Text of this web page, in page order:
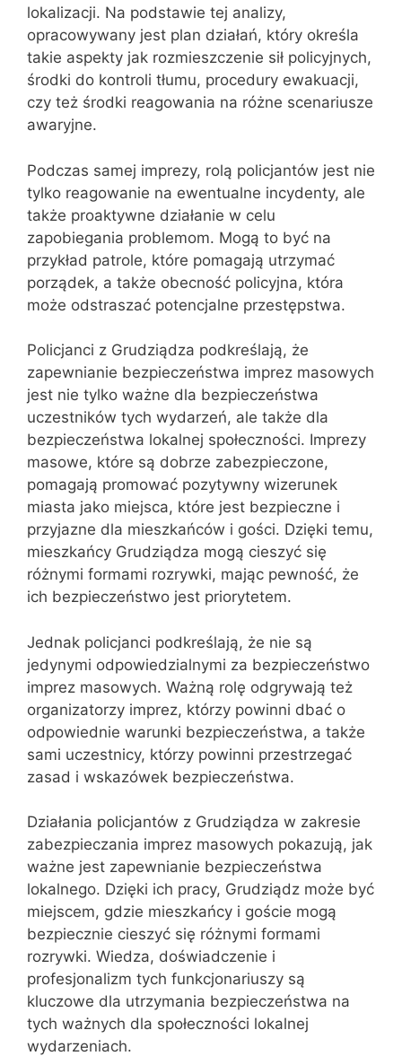
lokalizacji. Na podstawie tej analizy,
opracowywany jest plan działań, który określa
takie aspekty jak rozmieszczenie sił policyjnych,
środki do kontroli tłumu, procedury ewakuacji,
czy też środki reagowania na różne scenariusze
awaryjne.
Podczas samej imprezy, rolą policjantów jest nie
tylko reagowanie na ewentualne incydenty, ale
także proaktywne działanie w celu
zapobiegania problemom. Mogą to być na
przykład patrole, które pomagają utrzymać
porządek, a także obecność policyjna, która
może odstraszać potencjalne przestępstwa.
Policjanci z Grudziądza podkreślają, że
zapewnianie bezpieczeństwa imprez masowych
jest nie tylko ważne dla bezpieczeństwa
uczestników tych wydarzeń, ale także dla
bezpieczeństwa lokalnej społeczności. Imprezy
masowe, które są dobrze zabezpieczone,
pomagają promować pozytywny wizerunek
miasta jako miejsca, które jest bezpieczne i
przyjazne dla mieszkańców i gości. Dzięki temu,
mieszkańcy Grudziądza mogą cieszyć się
różnymi formami rozrywki, mając pewność, że
ich bezpieczeństwo jest priorytetem.
Jednak policjanci podkreślają, że nie są
jedynymi odpowiedzialnymi za bezpieczeństwo
imprez masowych. Ważną rolę odgrywają też
organizatorzy imprez, którzy powinni dbać o
odpowiednie warunki bezpieczeństwa, a także
sami uczestnicy, którzy powinni przestrzegać
zasad i wskazówek bezpieczeństwa.
Działania policjantów z Grudziądza w zakresie
zabezpieczania imprez masowych pokazują, jak
ważne jest zapewnianie bezpieczeństwa
lokalnego. Dzięki ich pracy, Grudziądz może być
miejscem, gdzie mieszkańcy i goście mogą
bezpiecznie cieszyć się różnymi formami
rozrywki. Wiedza, doświadczenie i
profesjonalizm tych funkcjonariuszy są
kluczowe dla utrzymania bezpieczeństwa na
tych ważnych dla społeczności lokalnej
wydarzeniach.